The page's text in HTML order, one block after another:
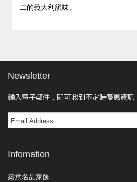
二的義大利韻味。
Newsletter
輸入電子郵件，即可收到不定時優惠資訊
Infomation
築意名品家飾